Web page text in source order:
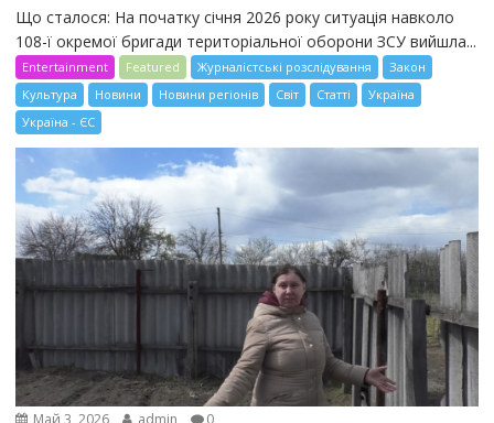
Що сталося: На початку січня 2026 року ситуація навколо
108-ї окремої бригади територіальної оборони ЗСУ вийшла...
Entertainment Featured Журналістські розслідування
Закон
Культура
Новини Новини регіонів Світ Статті
Україна
Україна - ЄС
Май 3, 2026 admin 0